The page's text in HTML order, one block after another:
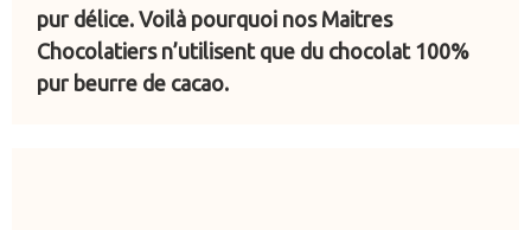
pur délice. Voilà pourquoi nos Maitres
Chocolatiers n’utilisent que du chocolat 100%
pur beurre de cacao.